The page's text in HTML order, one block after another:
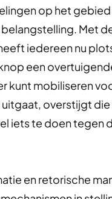
op het
Met
iedereen nu
een
kunt mobiliseren
overstijgt
iets te doen tegen
en retorische